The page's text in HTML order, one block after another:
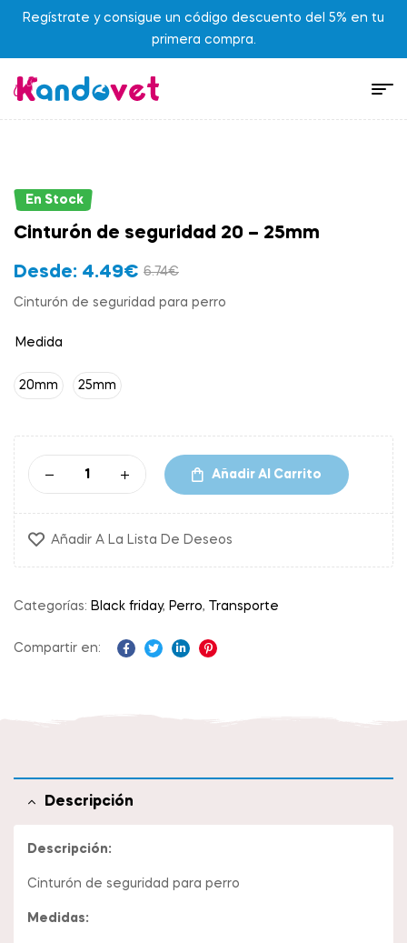
Regístrate y consigue un código descuento del 5% en tu
primera compra.
En Stock
Cinturón de seguridad 20 – 25mm
Desde: 4.49€ 6.74€
Cinturón de seguridad para perro
Medida
20mm 25mm
Añadir Al Carrito
Añadir A La Lista De Deseos
Categorías: Black friday, Perro, Transporte
Compartir en:
Descripción
Descripción:
Cinturón de seguridad para perro
Medidas: